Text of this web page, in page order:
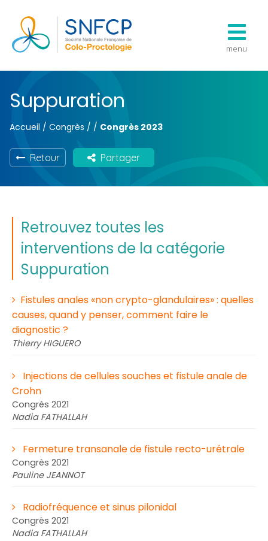
menu
Suppuration
Accueil / Congrès / / Congrès 2023
Retour Partager
Retrouvez toutes les
interventions de la catégorie
Suppuration
Fistules anales «non crypto-glandulaires» : quelles
causes, quand y penser, comment faire le
diagnostic ?
Thierry HIGUERO
Injections de cellules souches et fistule anale de
Crohn
Congrès 2021
Nadia FATHALLAH
Fermeture transanale de fistule recto-urétrale
Congrès 2021
Pauline JEANNOT
Radiofréquence et sinus pilonidal
Congrès 2021
Nadia FATHALLAH